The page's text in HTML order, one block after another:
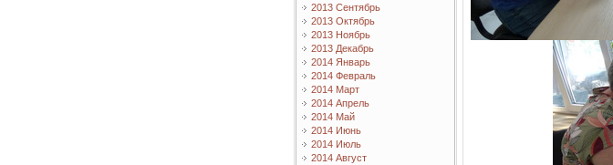
2013 Сентябрь
2013 Октябрь
2013 Ноябрь
2013 Декабрь
2014 Январь
2014 Февраль
2014 Март
2014 Апрель
2014 Май
2014 Июнь
2014 Июль
2014 Август